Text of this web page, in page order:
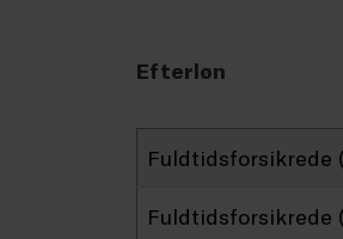
Efterløn
Fuldtidsforsikrede
Fuldtidsforsikrede